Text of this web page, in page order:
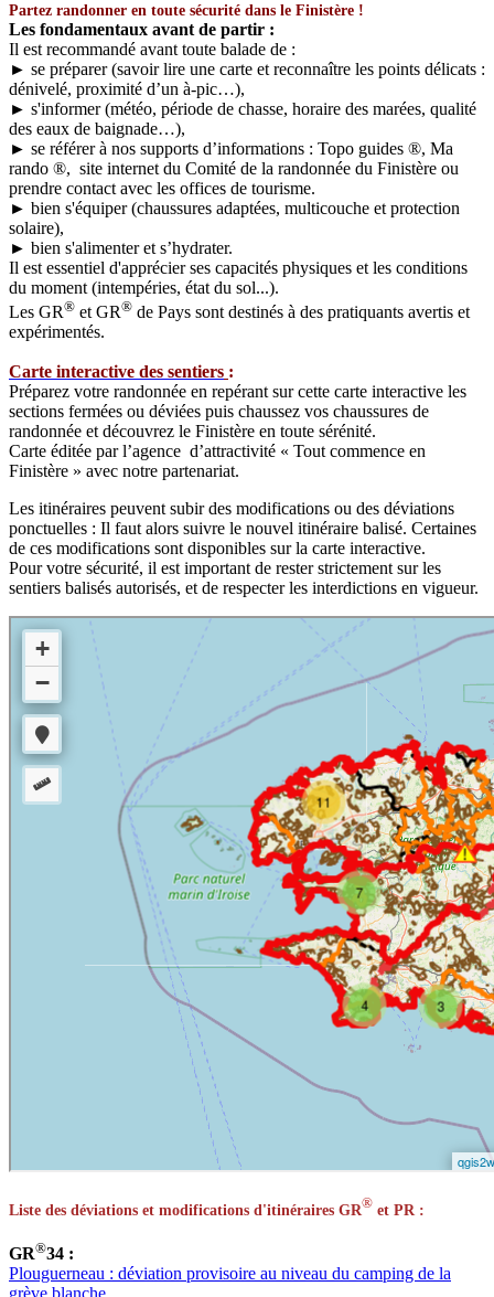
Partez randonner en toute sécurité dans le Finistère !
Les fondamentaux avant de partir :
Il est recommandé avant toute balade de :
► se préparer (savoir lire une carte et reconnaître les points délicats :
dénivelé, proximité d’un à-pic…),
► s'informer (météo, période de chasse, horaire des marées, qualité
des eaux de baignade…),
► se référer à nos supports d’informations : Topo guides ®, Ma
rando ®, site internet du Comité de la randonnée du Finistère ou
prendre contact avec les offices de tourisme.
► bien s'équiper (chaussures adaptées, multicouche et protection
solaire),
► bien s'alimenter et s’hydrater.
Il est essentiel d'apprécier ses capacités physiques et les conditions
du moment (intempéries, état du sol...).
Les GR® et GR® de Pays sont destinés à des pratiquants avertis et
expérimentés.
Carte interactive des sentiers :
Préparez votre randonnée en repérant sur cette carte interactive les
sections fermées ou déviées puis chaussez vos chaussures de
randonnée et découvrez le Finistère en toute sérénité.
Carte éditée par l’agence d’attractivité « Tout commence en
Finistère » avec notre partenariat.
Les itinéraires peuvent subir des modifications ou des déviations
ponctuelles : Il faut alors suivre le nouvel itinéraire balisé. Certaines
de ces modifications sont disponibles sur la carte interactive.
Pour votre sécurité, il est important de rester strictement sur les
sentiers balisés autorisés, et de respecter les interdictions en vigueur.
Liste des déviations et modifications d'itinéraires GR® et PR :
GR®34 :
Plouguerneau : déviation provisoire au niveau du camping de la
grève blanche